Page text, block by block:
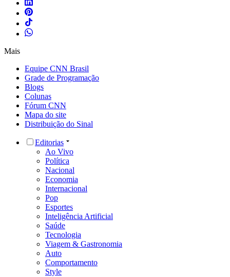
Mais
Equipe CNN Brasil
Grade de Programação
Blogs
Colunas
Fórum CNN
Mapa do site
Distribuição do Sinal
Editorias
Ao Vivo
Política
Nacional
Economia
Internacional
Pop
Esportes
Inteligência Artificial
Saúde
Tecnologia
Viagem & Gastronomia
Auto
Comportamento
Style